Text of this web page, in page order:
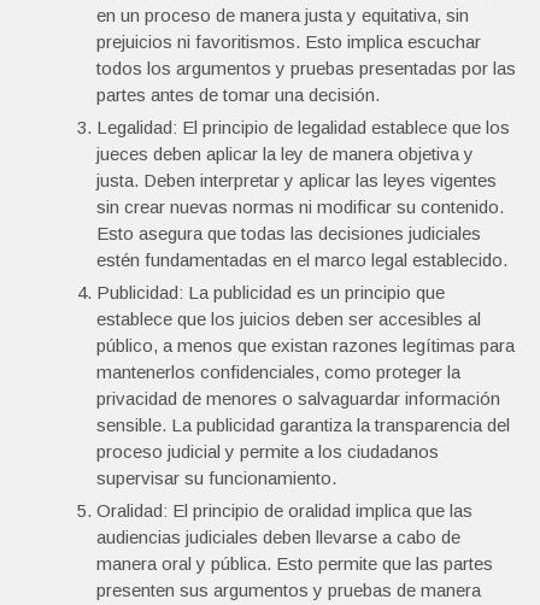
en un proceso de manera justa y equitativa, sin
prejuicios ni favoritismos. Esto implica escuchar
todos los argumentos y pruebas presentadas por las
partes antes de tomar una decisión.
Legalidad: El principio de legalidad establece que los
jueces deben aplicar la ley de manera objetiva y
justa. Deben interpretar y aplicar las leyes vigentes
sin crear nuevas normas ni modificar su contenido.
Esto asegura que todas las decisiones judiciales
estén fundamentadas en el marco legal establecido.
Publicidad: La publicidad es un principio que
establece que los juicios deben ser accesibles al
público, a menos que existan razones legítimas para
mantenerlos confidenciales, como proteger la
privacidad de menores o salvaguardar información
sensible. La publicidad garantiza la transparencia del
proceso judicial y permite a los ciudadanos
supervisar su funcionamiento.
Oralidad: El principio de oralidad implica que las
audiencias judiciales deben llevarse a cabo de
manera oral y pública. Esto permite que las partes
presenten sus argumentos y pruebas de manera